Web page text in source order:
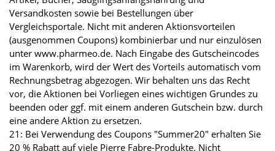
Versandkosten sowie bei Bestellungen über
Vergleichsportale. Nicht mit anderen Aktionsvorteilen
(ausgenommen Coupons) kombinierbar und nur einzulösen
unter www.pharmeo.de. Nach Eingabe des Gutscheincodes
im Warenkorb, wird der Wert des Vorteils automatisch vom
Rechnungsbetrag abgezogen. Wir behalten uns das Recht
vor, die Aktionen bei Vorliegen eines wichtigen Grundes zu
beenden oder ggf. mit einem anderen Gutschein bzw. durch
eine andere Aktion zu ersetzen.
21: Bei Verwendung des Coupons "Summer20" erhalten Sie
20 % Rabatt auf viele Pierre Fabre-Produkte. Nicht